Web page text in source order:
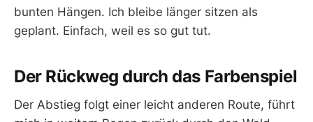
bunten Hängen. Ich bleibe länger sitzen als
geplant. Einfach, weil es so gut tut.
Der Rückweg durch das Farbenspiel
Der Abstieg folgt einer leicht anderen Route, führt